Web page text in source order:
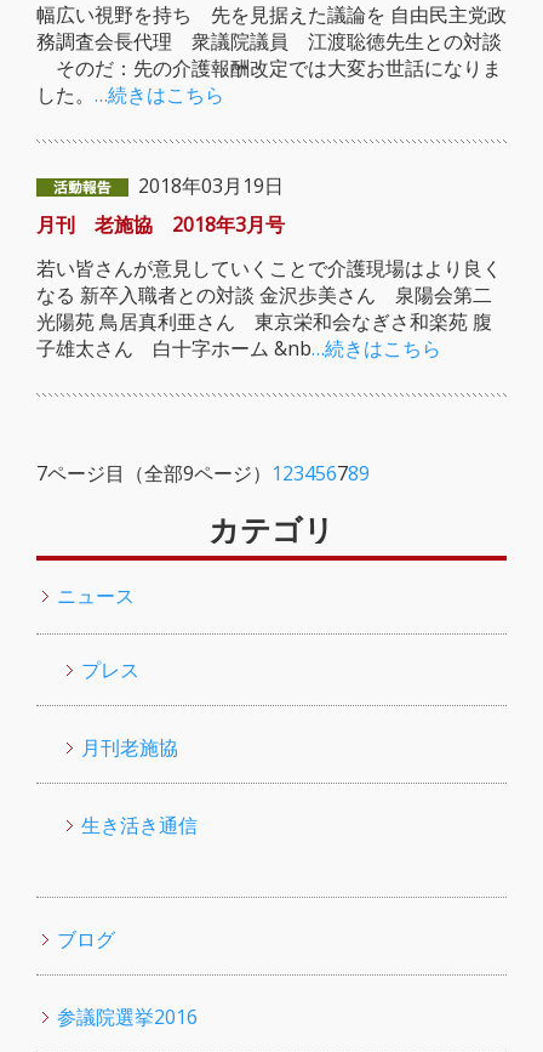
幅広い視野を持ち 先を見据えた議論を 自由民主党政
務調査会長代理 衆議院議員 江渡聡徳先生との対談
そのだ：先の介護報酬改定では大変お世話になりま
した。 …続きはこちら
2018年03月19日
月刊 老施協 2018年3月号
若い皆さんが意見していくことで介護現場はより良く
なる 新卒入職者との対談 金沢歩美さん 泉陽会第二
光陽苑 鳥居真利亜さん 東京栄和会なぎさ和楽苑 腹
子雄太さん 白十字ホーム &nb…続きはこちら
7ページ目（全部9ページ） 123456789
カテゴリ
ニュース
プレス
月刊老施協
生き活き通信
ブログ
参議院選挙2016